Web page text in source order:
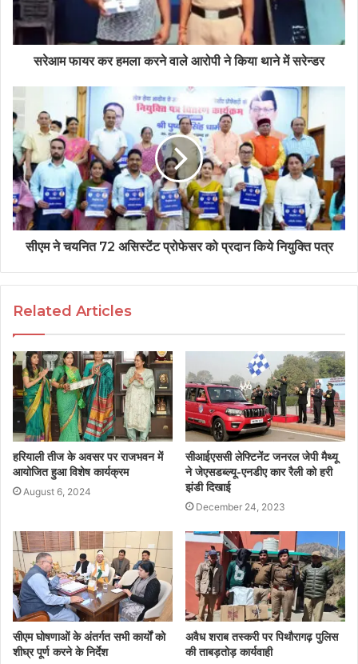
सरेआम फायर कर हमला करने वाले आरोपी ने किया थाने में सरेन्डर
सीएम ने चयनित 72 असिस्टेंट प्रोफेसर को प्रदान किये नियुक्ति पत्र
Related Articles
हरियाली तीज के अवसर पर राजभवन में
आयोजित हुआ विशेष कार्यक्रम
August 6, 2024
सीआईएससी लेफ्टिनेंट जनरल जेपी मैथ्यू
ने जेएसडब्ल्यू-एनडीए कार रैली को हरी
झंडी दिखाई
December 24, 2023
सीएम घोषणाओं के अंतर्गत सभी कार्यों को
शीघ्र पूर्ण करने के निर्देश
अवैध शराब तस्करी पर पिथौरागढ़ पुलिस
की ताबड़तोड़ कार्यवाही